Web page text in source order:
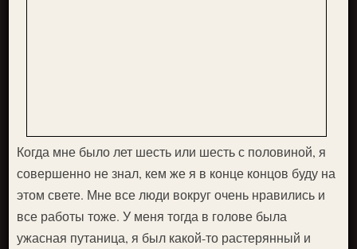
Когда мне было лет шесть или шесть с половиной, я
совершенно не знал, кем же я в конце концов буду на
этом свете. Мне все люди вокруг очень нравились и
все работы тоже. У меня тогда в голове была
ужасная путаница, я был какой-то растерянный и